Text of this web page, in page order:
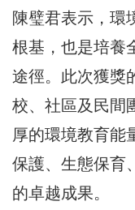
陳璧君表示，環
根基，也是培養
途徑。此次獲獎
校、社區及民間
厚的環境教育能
保護、生態保育
的卓越成果。